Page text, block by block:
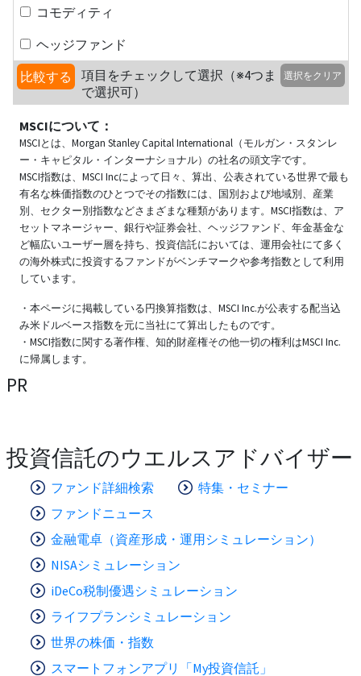
コモディティ
ヘッジファンド
比較する
項目をチェックして選択（※4つま
で選択可）
選択をクリア
MSCIについて：
MSCIとは、Morgan Stanley Capital International（モルガン・スタンレ
ー・キャピタル・インターナショナル）の社名の頭文字です。
MSCI指数は、MSCI Incによって日々、算出、公表されている世界で最も
有名な株価指数のひとつでその指数には、国別および地域別、産業
別、セクター別指数などさまざまな種類があります。MSCI指数は、ア
セットマネージャー、銀行や証券会社、ヘッジファンド、年金基金な
ど幅広いユーザー層を持ち、投資信託においては、運用会社にて多く
の海外株式に投資するファンドがベンチマークや参考指数として利用
しています。
・本ページに掲載している円換算指数は、MSCI Inc.が公表する配当込
み米ドルベース指数を元に当社にて算出したものです。
・MSCI指数に関する著作権、知的財産権その他一切の権利はMSCI Inc.
に帰属します。
PR
投資信託のウエルスアドバイザー
ファンド詳細検索
特集・セミナー
ファンドニュース
金融電卓（資産形成・運用シミュレーション）
NISAシミュレーション
iDeCo税制優遇シミュレーション
ライフプランシミュレーション
世界の株価・指数
スマートフォンアプリ「My投資信託」